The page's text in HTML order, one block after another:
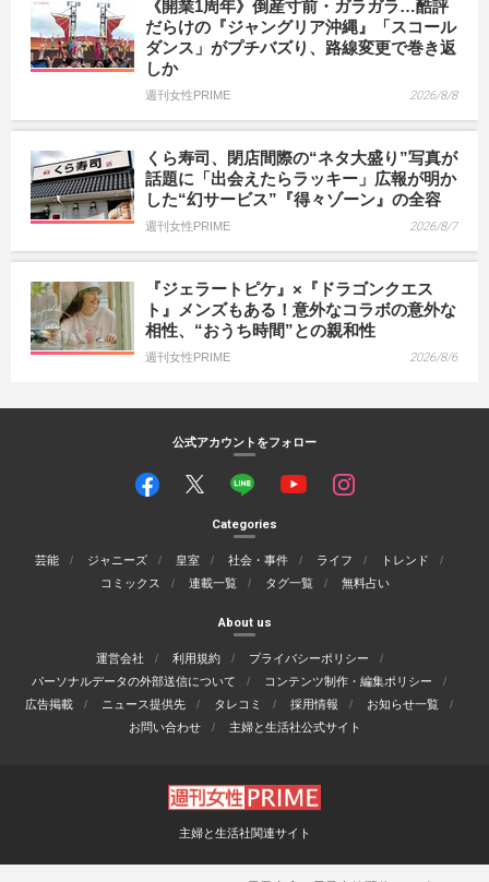
《開業1周年》倒産寸前・ガラガラ…酷評
だらけの『ジャングリア沖縄』「スコール
ダンス」がプチバズり、路線変更で巻き返
しか
週刊女性PRIME 2026/8/8
くら寿司、閉店間際の“ネタ大盛り”写真が
話題に「出会えたらラッキー」広報が明か
した“幻サービス”『得々ゾーン』の全容
週刊女性PRIME 2026/8/7
『ジェラートピケ』×『ドラゴンクエス
ト』メンズもある！意外なコラボの意外な
相性、“おうち時間”との親和性
週刊女性PRIME 2026/8/6
公式アカウントをフォロー
Categories
芸能 ジャニーズ 皇室 社会・事件 ライフ
トレンド
コミックス
連載一覧 タグ一覧 無料占い
About us
運営会社 利用規約
プライバシーポリシー
パーソナルデータの外部送信について
コンテンツ制作・編集ポリシー
広告掲載
ニュース提供先 タレコミ 採用情報
お知らせ一覧
お問い合わせ
主婦と生活社公式サイト
主婦と生活社関連サイト